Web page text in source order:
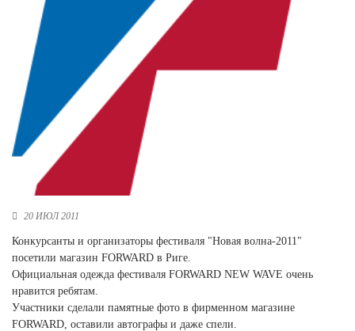
Ростовская область (2)
Самарская область (1)
Санкт-Петербург и ЛО (3)
Саратовская область (1)
Свердловская область (5)
Северная Осетия (2)
Смоленская область (1)
Ставропольский край (5)
Томская область (1)
Тульская область (1)
Тюменская область (3)
Ханты-Мансийский автономный округ (3)
Челябинская область (2)
Ямало-Ненецкий автономный округ (1)
Ярославская область (1)
20 ИЮЛ 2011
Конкурсанты и организаторы фестиваля "Новая волна-2011"
посетили магазин FORWARD в Риге.
Официальная одежда фестиваля FORWARD NEW WAVE очень
нравится ребятам.
Участники сделали памятные фото в фирменном магазине
FORWARD, оставили автографы и даже спели.